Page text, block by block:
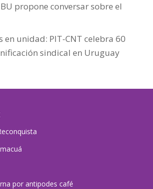
propone conversar sobre el
en unidad: PIT-CNT celebra 60
sindical en Uruguay
por antipodes café